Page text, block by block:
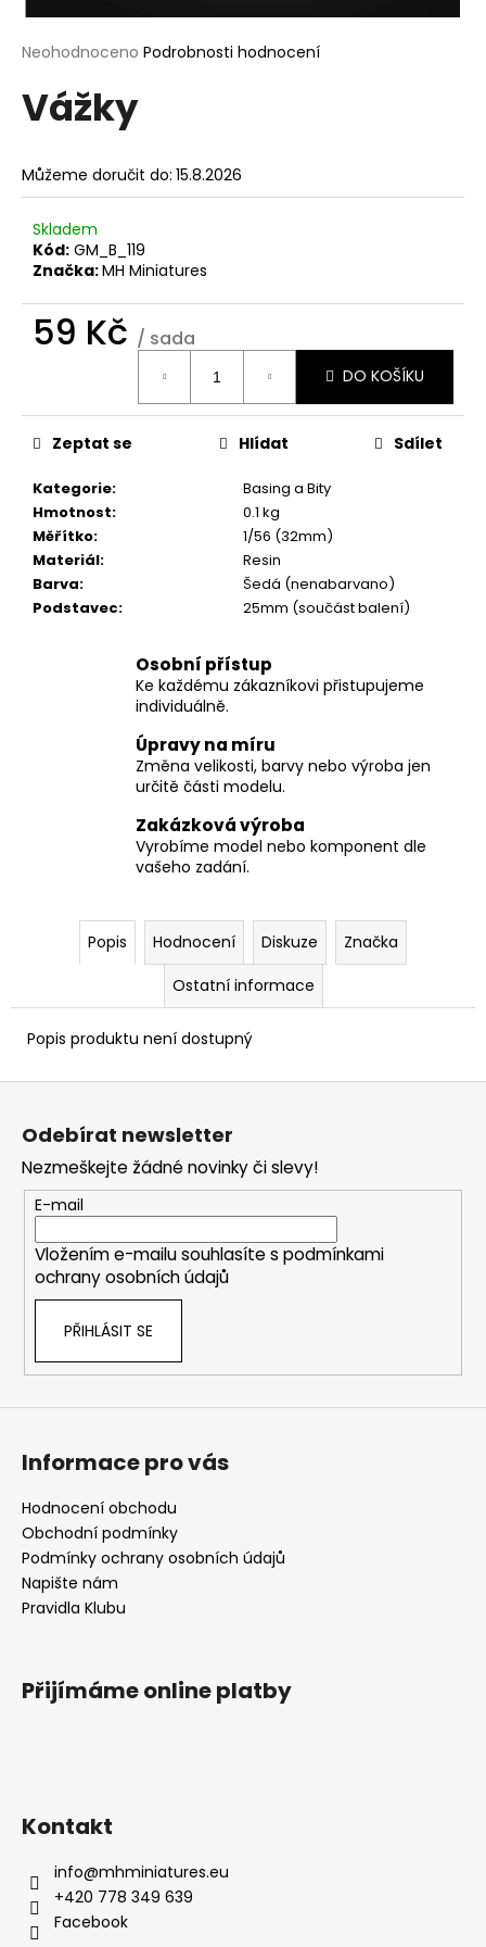
Průměrné
produktu
je
5
hvězdiček.
Neohodnoceno Podrobnosti hodnocení
Vážky
Můžeme doručit do: 15.8.2026
Skladem
Kód: GM_B_119
Značka:MH Miniatures
59 Kč / sada
DO KOŠÍKU
Kategorie:
Basing a Bity
Hmotnost:
0.1 kg
Měřítko:
1/56 (32mm)
Materiál:
Resin
Barva:
Šedá (nenabarvano)
Podstavec: 25mm (součást balení)
Zeptat se Hlídat Sdílet
Osobní přístup
Ke každému zákazníkovi přistupujeme
individuálně.
Úpravy na míru
Změna velikosti, barvy nebo výroba jen
určitě části modelu.
Zakázková výroba
Vyrobíme model nebo komponent dle
vašeho zadání.
Popis Hodnocení Diskuze
Značka
Ostatní informace
Popis produktu není dostupný
a
j
t
D
o
č
u
e
m
e
Z
Odebírat newsletter
Nezmeškejte žádné novinky či slevy!
E-mail
Vložením e-mailu souhlasíte s podmínkami
ochrany osobních údajů
PŘIHLÁSIT SE
Informace pro vás
Hodnocení obchodu
Obchodní podmínky
Podmínky ochrany osobních údajů
Napište nám
Pravidla Klubu
Přijímáme online platby
Kontakt
info@mhminiatures.eu
+420 778 349 639
Facebook